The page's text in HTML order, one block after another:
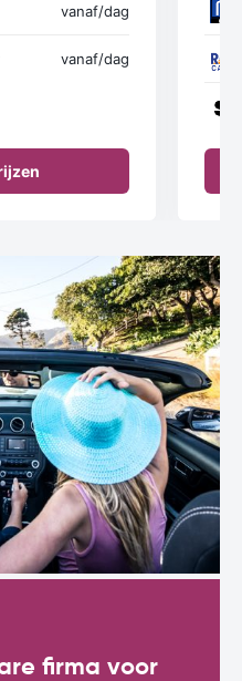
vanaf/dag
vanaf/dag
firma voor